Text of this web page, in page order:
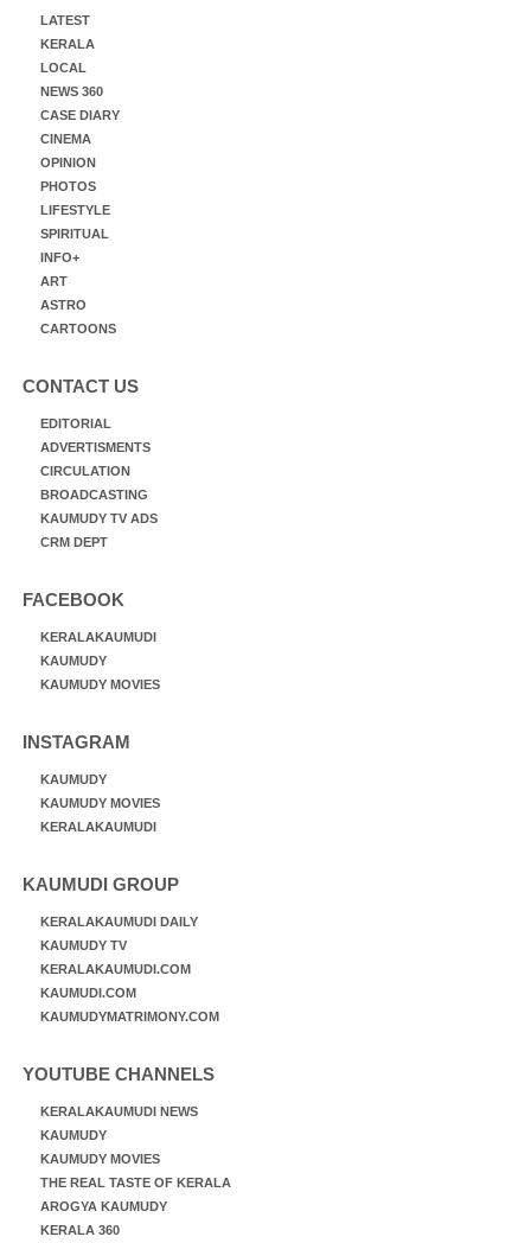
LATEST
KERALA
LOCAL
NEWS 360
CASE DIARY
CINEMA
OPINION
PHOTOS
LIFESTYLE
SPIRITUAL
INFO+
ART
ASTRO
CARTOONS
CONTACT US
EDITORIAL
ADVERTISMENTS
CIRCULATION
BROADCASTING
KAUMUDY TV ADS
CRM DEPT
FACEBOOK
KERALAKAUMUDI
KAUMUDY
KAUMUDY MOVIES
INSTAGRAM
KAUMUDY
KAUMUDY MOVIES
KERALAKAUMUDI
KAUMUDI GROUP
KERALAKAUMUDI DAILY
KAUMUDY TV
KERALAKAUMUDI.COM
KAUMUDI.COM
KAUMUDYMATRIMONY.COM
YOUTUBE CHANNELS
KERALAKAUMUDI NEWS
KAUMUDY
KAUMUDY MOVIES
THE REAL TASTE OF KERALA
AROGYA KAUMUDY
KERALA 360